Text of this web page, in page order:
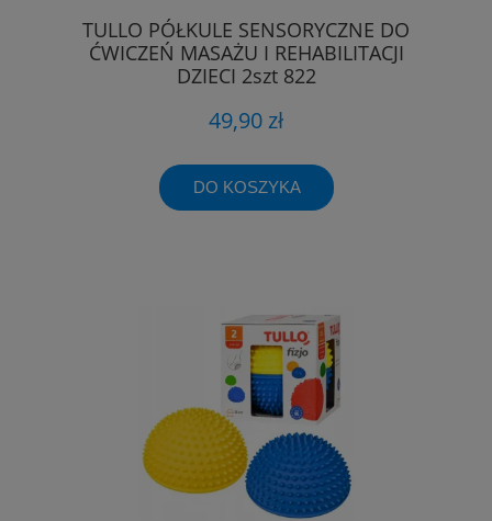
TULLO PÓŁKULE SENSORYCZNE DO
ĆWICZEŃ MASAŻU I REHABILITACJI
DZIECI 2szt 822
49,90 zł
DO KOSZYKA